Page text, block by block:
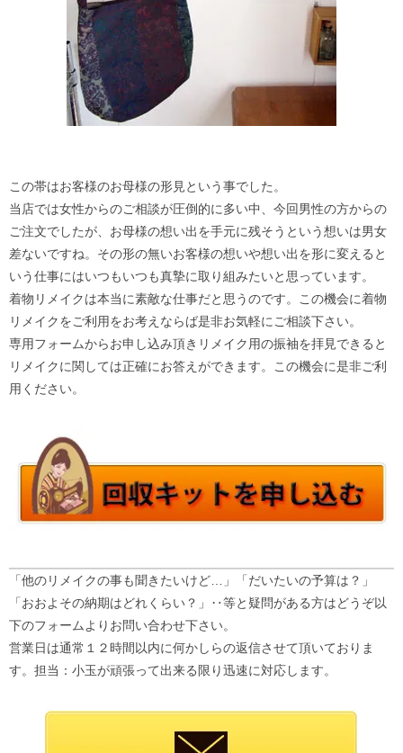
この帯はお客様のお母様の形見という事でした。
当店では女性からのご相談が圧倒的に多い中、今回男性の方からの
ご注文でしたが、お母様の想い出を手元に残そうという想いは男女
差ないですね。その形の無いお客様の想いや想い出を形に変えると
いう仕事にはいつもいつも真摯に取り組みたいと思っています。
着物リメイクは本当に素敵な仕事だと思うのです。この機会に着物
リメイクをご利用をお考えならば是非お気軽にご相談下さい。
専用フォームからお申し込み頂きリメイク用の振袖を拝見できると
リメイクに関しては正確にお答えができます。この機会に是非ご利
用ください。
「他のリメイクの事も聞きたいけど…」「だいたいの予算は？」
「おおよその納期はどれくらい？」‥等と疑問がある方はどうぞ以
下のフォームよりお問い合わせ下さい。
営業日は通常１２時間以内に何かしらの返信させて頂いておりま
す。担当：小玉が頑張って出来る限り迅速に対応します。